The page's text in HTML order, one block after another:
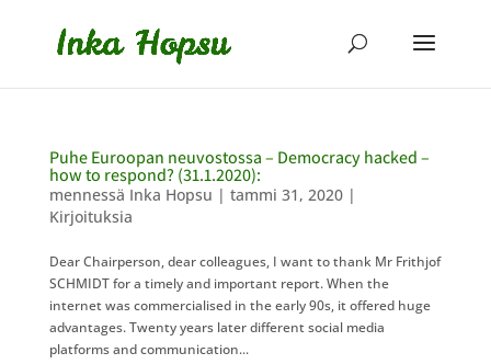
Puhe Euroopan neuvostossa – Democracy hacked –
how to respond? (31.1.2020):
mennessä Inka Hopsu | tammi 31, 2020|
Kirjoituksia
Dear Chairperson, dear colleagues, I want to thank Mr Frithjof
SCHMIDT for a timely and important report. When the
internet was commercialised in the early 90s, it offered huge
advantages. Twenty years later different social media
platforms and communication...